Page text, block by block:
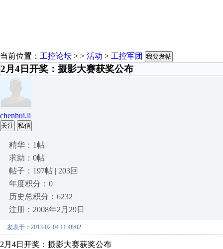
当前位置： 工控论坛 > > 活动 > 工控军团 我要发帖
2月4日开奖：摄影大赛获奖公布
chenhui.li
关注 私信
精华：1帖
求助：0帖
帖子：197帖 | 203回
年度积分：0
历史总积分：6232
注册：2008年2月29日
发表于：2013-02-04 11:48:02
2月4日开奖：摄影大赛获奖公布